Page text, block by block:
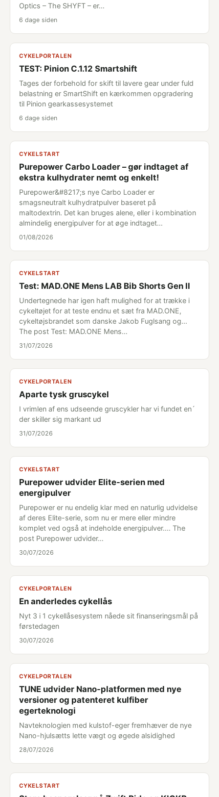
Optics – The SHYFT – er…
6 dage siden
CYKELPORTALEN
TEST: Pinion C.1.12 Smartshift
Tages der forbehold for skift til lavere gear under fuld
belastning er SmartShift en kærkommen opgradering
til Pinion gearkassesystemet
6 dage siden
CYKELSTART
Purepower Carbo Loader – gør indtaget af
ekstra kulhydrater nemt og enkelt!
Purepower&#8217;s nye Carbo Loader er
smagsneutralt kulhydratpulver baseret på
maltodextrin. Det kan bruges alene, eller i kombination
almindelig energipulver for at øge indtaget…
01/08/2026
CYKELSTART
Test: MAD.ONE Mens LAB Bib Shorts Gen II
Undertegnede har igen haft mulighed for at trække i
cykeltøjet for at teste endnu et sæt fra MAD.ONE,
cykeltøjsbrandet som danske Jakob Fuglsang og...
The post Test: MAD.ONE Mens…
31/07/2026
CYKELPORTALEN
Aparte tysk gruscykel
I vrimlen af ens udseende gruscykler har vi fundet en´
der skiller sig markant ud
31/07/2026
CYKELSTART
Purepower udvider Elite-serien med
energipulver
Purepower er nu endelig klar med en naturlig udvidelse
af deres Elite-serie, som nu er mere eller mindre
komplet ved også at indeholde energipulver.... The
post Purepower udvider…
30/07/2026
CYKELPORTALEN
En anderledes cykellås
Nyt 3 i 1 cykellåsesystem nåede sit finanseringsmål på
førstedagen
30/07/2026
CYKELPORTALEN
TUNE udvider Nano-platformen med nye
versioner og patenteret kulfiber
egerteknologi
Navteknologien med kulstof-eger fremhæver de nye
Nano-hjulsætts lette vægt og øgede alsidighed
28/07/2026
CYKELSTART